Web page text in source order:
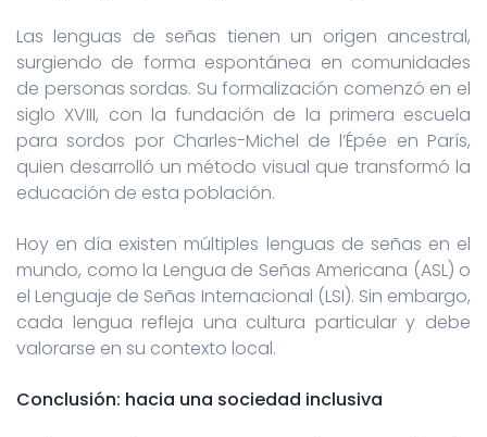
Las lenguas de señas tienen un origen ancestral,
surgiendo de forma espontánea en comunidades
de personas sordas. Su formalización comenzó en el
siglo XVIII, con la fundación de la primera escuela
para sordos por Charles-Michel de l’Épée en París,
quien desarrolló un método visual que transformó la
educación de esta población.
Hoy en día existen múltiples lenguas de señas en el
mundo, como la Lengua de Señas Americana (ASL) o
el Lenguaje de Señas Internacional (LSI). Sin embargo,
cada lengua refleja una cultura particular y debe
valorarse en su contexto local.
Conclusión: hacia una sociedad inclusiva